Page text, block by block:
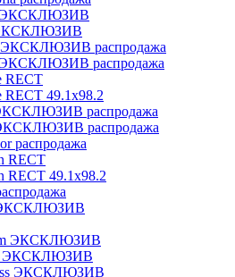
ЭКСКЛЮЗИВ
ЭКСКЛЮЗИВ распродажа
ЭКСКЛЮЗИВ распродажа
RECT
RECT 49.1x98.2
распродажа
распродажа
распродажа
RECT
RECT 49.1x98.2
ЭКСКЛЮЗИВ
ЭКСКЛЮЗИВ
ЭКСКЛЮЗИВ
ЭКСКЛЮЗИВ